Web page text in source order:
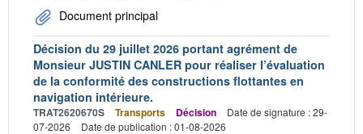
Document principal
Décision du 29 juillet 2026 portant agrément de
Monsieur JUSTIN CANLER pour réaliser l’évaluation
de la conformité des constructions flottantes en
navigation intérieure.
TRAT2620670S Transports Décision
Date de signature : 29-
07-2026
Date de publication : 01-08-2026